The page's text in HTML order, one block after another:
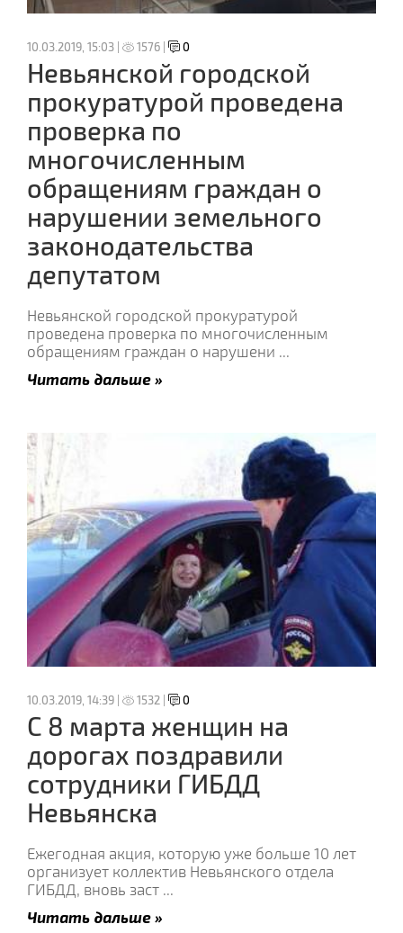
10.03.2019, 15:03 | 1576 | 0
Невьянской городской
прокуратурой проведена
проверка по
многочисленным
обращениям граждан о
нарушении земельного
законодательства
депутатом
Невьянской городской прокуратурой
проведена проверка по многочисленным
обращениям граждан о нарушени ...
Читать дальше »
10.03.2019, 14:39 | 1532 | 0
С 8 марта женщин на
дорогах поздравили
сотрудники ГИБДД
Невьянска
Ежегодная акция, которую уже больше 10 лет
организует коллектив Невьянского отдела
ГИБДД, вновь заст ...
Читать дальше »